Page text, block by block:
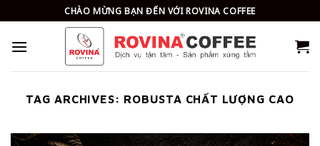
to
content
CHÀO MỪNG BẠN ĐẾN VỚI ROVINA COFFEE
TAG ARCHIVES: ROBUSTA CHẤT LƯỢNG CAO